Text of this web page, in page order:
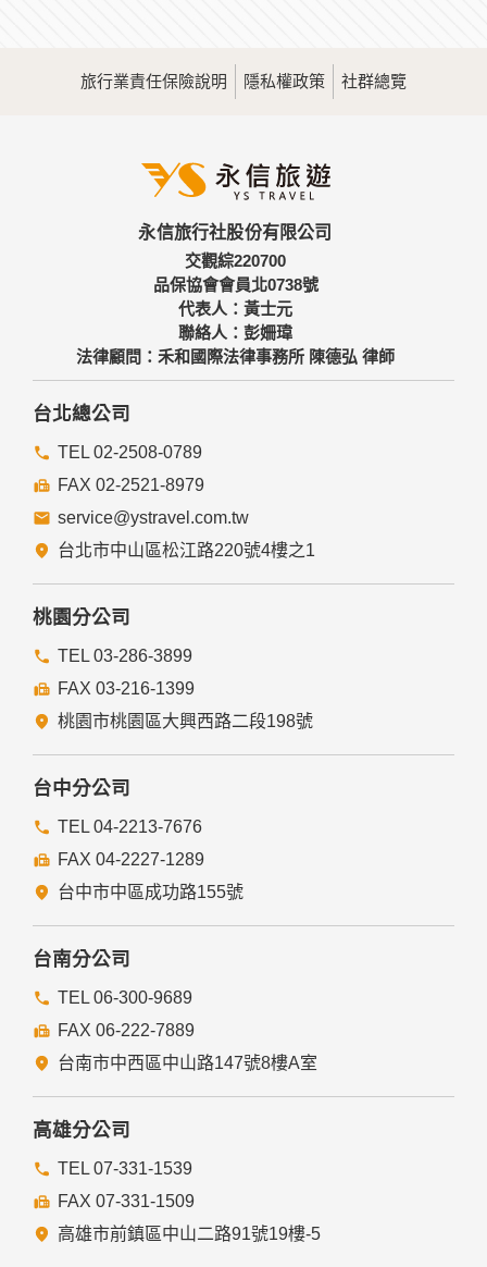
旅行業責任保險說明 隱私權政策 社群總覽
永信旅行社股份有限公司
交觀綜220700
品保協會會員北0738號
代表人：黃士元
聯絡人：彭姍瑋
法律顧問：禾和國際法律事務所 陳德弘 律師
台北總公司
TEL 02-2508-0789
FAX 02-2521-8979
service@ystravel.com.tw
台北市中山區松江路220號4樓之1
桃園分公司
TEL 03-286-3899
FAX 03-216-1399
桃園市桃園區大興西路二段198號
台中分公司
TEL 04-2213-7676
FAX 04-2227-1289
台中市中區成功路155號
台南分公司
TEL 06-300-9689
FAX 06-222-7889
台南市中西區中山路147號8樓A室
高雄分公司
TEL 07-331-1539
FAX 07-331-1509
高雄市前鎮區中山二路91號19樓-5